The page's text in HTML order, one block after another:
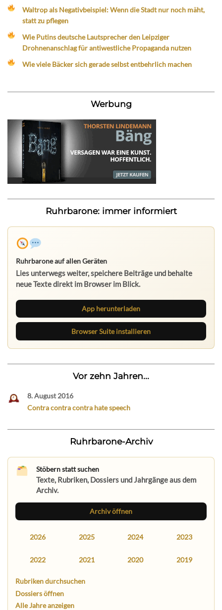
Waltrop als Negativbeispiel: Wenn die Stadt nur noch mäht,
statt zu pflegen
Wie Putins deutsche Lautsprecher den Leipziger
Drohnenanschlag für antiwestliche Propaganda nutzen
Wie viele Bäcker sich gerade selbst entbehrlich machen
Werbung
Ruhrbarone: immer informiert
Ruhrbarone auf allen Geräten
Lies unterwegs weiter, speichere Beiträge und behalte
neue Texte direkt im Browser im Blick.
App herunterladen
Browser Suite installieren
Vor zehn Jahren...
8. August 2016
Contra contra contra hate speech
Ruhrbarone-Archiv
Stöbern statt suchen
Texte, Rubriken, Dossiers und Jahrgänge aus dem
Archiv.
Archiv öffnen
2026 2025 2024 2023
2022 2021 2020 2019
Rubriken durchsuchen
Dossiers öffnen
Alle Jahre anzeigen